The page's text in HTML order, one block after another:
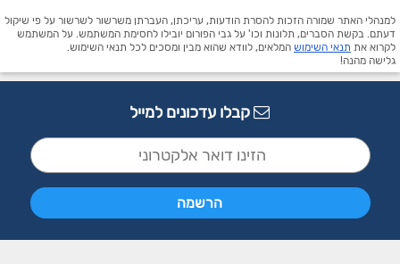
למנהלי האתר שמורה הזכות להסרת הודעות, עריכתן, העברתן משרשור לשרשור על פי שיקול
דעתם. בקשת הסברים, תלונות וכו' על גבי הפורום יובילו לחסימת המשתמש. על המשתמש
לקרוא את תנאי השימוש המלאים, לוודא שהוא מבין ומסכים לכל תנאי השימוש.
גלישה מהנה!
קבלו עדכונים למייל